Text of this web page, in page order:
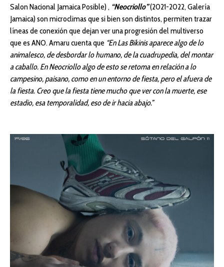
Salon Nacional Jamaica Posible) , “Neocriollo”(2021-2022, Galería
Jamaica) son microclimas que si bien son distintos, permiten trazar
líneas de conexión que dejan ver una progresión del multiverso
que es ANO. Amaru cuenta que “En Las Bikinis aparece algo de lo
animalesco, de desbordar lo humano, de la cuadrupedia, del montar
a caballo. En Neocriollo algo de esto se retoma en relación a lo
campesino, paisano, como en un entorno de fiesta, pero el afuera de
la fiesta. Creo que la fiesta tiene mucho que ver con la muerte, ese
estadio, esa temporalidad, eso de ir hacia abajo.”